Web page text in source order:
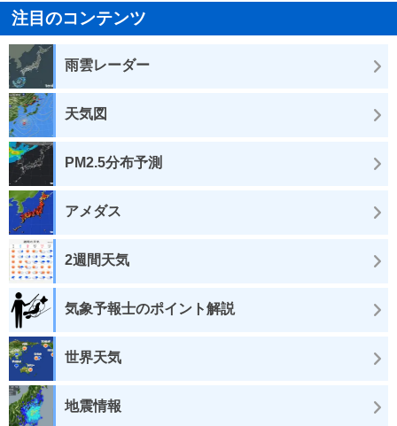
注目のコンテンツ
雨雲レーダー
天気図
PM2.5分布予測
アメダス
2週間天気
気象予報士のポイント解説
世界天気
地震情報